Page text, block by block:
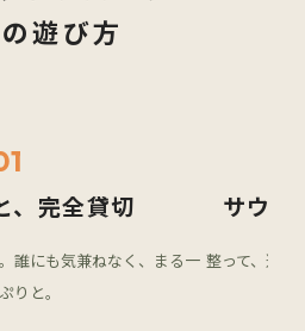
遊び方
、完全貸切
誰にも気兼ねなく、まる一
りと。
サウ
整って、遊ん